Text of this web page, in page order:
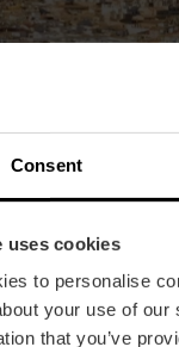
Consent
uses cookies
to personalise
your use of
that you’ve